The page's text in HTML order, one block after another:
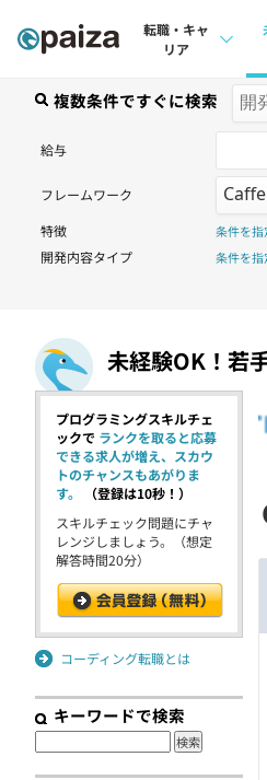
転職・キャ
リア
求人検索
転職成功ガイド
複数条件ですぐに検索
給与
フレームワーク
特徴
条件を指
開発内容タイプ 条件を指
未経験OK！若
プログラミングスキルチェ
ックで ランクを取ると応募
できる求人が増え、スカウ
トのチャンスもあがりま
す。
（登録は10秒！）
スキルチェック問題にチャ
レンジしましょう。（想定
解答時間20分）
コーディング転職とは
キーワードで検索